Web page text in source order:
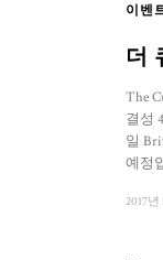
이벤
더
The
결성
일
예정
2017년